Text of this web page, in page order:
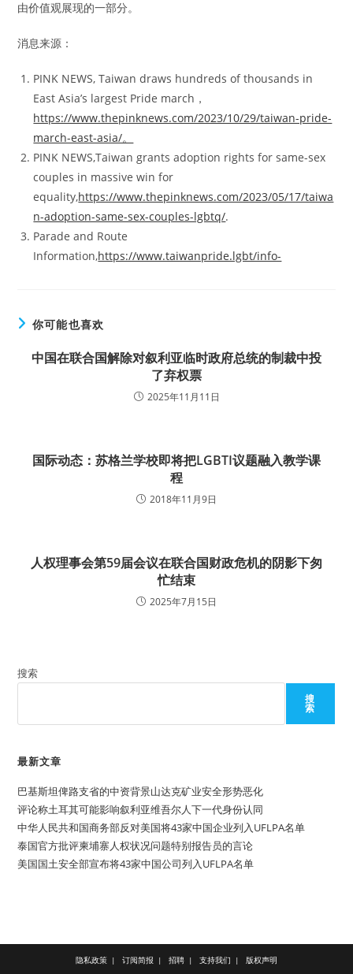
由价值观展现的一部分。
消息来源：
PINK NEWS, Taiwan draws hundreds of thousands in
East Asia’s largest Pride march，
https://www.thepinknews.com/2023/10/29/taiwan-pride-
march-east-asia/。
PINK NEWS,Taiwan grants adoption rights for same-sex
couples in massive win for
equality,https://www.thepinknews.com/2023/05/17/taiwa
n-adoption-same-sex-couples-lgbtq/.
Parade and Route
Information,https://www.taiwanpride.lgbt/info-
你可能也喜欢
中国在联合国解除对叙利亚临时政府总统的制裁中投
了弃权票
2025年11月11日
国际动态：苏格兰学校即将把LGBTI议题融入教学课
程
2018年11月9日
人权理事会第59届会议在联合国财政危机的阴影下匆
忙结束
2025年7月15日
搜索
搜
索
最新文章
巴基斯坦俾路支省的中资背景山达克矿业安全形势恶化
评论称土耳其可能影响叙利亚维吾尔人下一代身份认同
中华人民共和国商务部反对美国将43家中国企业列入UFLPA名单
泰国官方批评柬埔寨人权状况问题特别报告员的言论
美国国土安全部宣布将43家中国公司列入UFLPA名单
隐私政策 订阅简报 招聘 支持我们 版权声明